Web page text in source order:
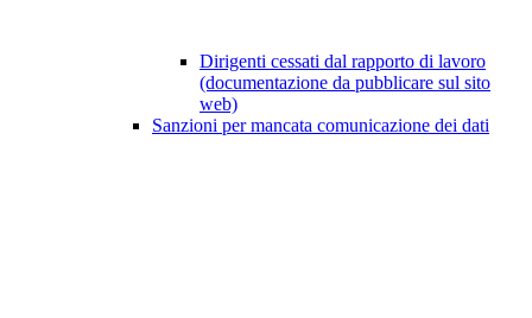
Dirigenti cessati dal rapporto di lavoro
(documentazione da pubblicare sul sito
web)
Sanzioni per mancata comunicazione dei dati